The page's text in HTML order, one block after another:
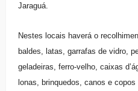
Jaraguá.
Nestes locais haverá o
baldes, latas, garrafas de vidro,
geladeiras, ferro-velho, caixas
lonas, brinquedos, canos e